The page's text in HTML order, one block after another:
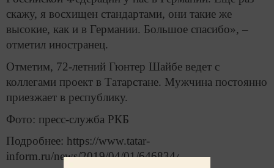
скажу, я восхищен стандартами, они такие же
высокие, как и в Германии. Большое спасибо», –
отметил иностранец.
Отметим, 72-летний Гюнтер Шайбе ведет с
коллегами проект в Татарстане. Мужчина постоянно
приезжает в республику.
Фото: пресс-служба РКБ
Подробнее: https://www.tatar-
inform.ru/news/2019/04/01/646834/